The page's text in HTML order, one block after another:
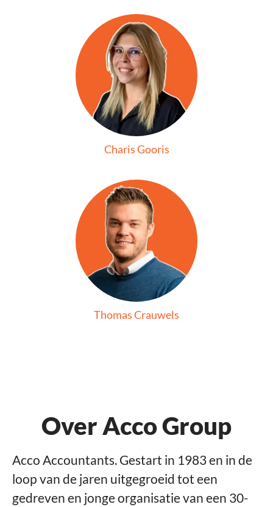
Charis Gooris
Thomas Crauwels
Over Acco Group
Acco Accountants. Gestart in 1983 en in de
loop van de jaren uitgegroeid tot een
gedreven en jonge organisatie van een 30-